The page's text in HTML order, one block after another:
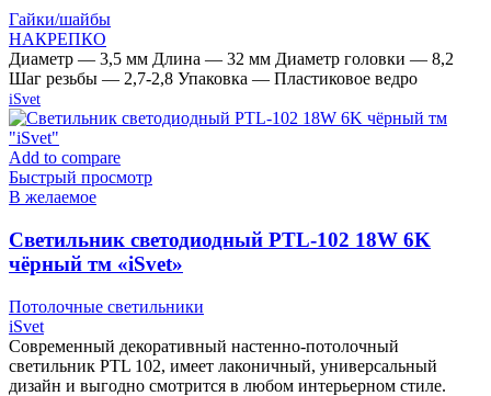
Гайки/шайбы
НАКРЕПКО
Диаметр — 3,5 мм Длина — 32 мм Диаметр головки — 8,2
Шаг резьбы — 2,7-2,8 Упаковка — Пластиковое ведро
iSvet
Add to compare
Быстрый просмотр
В желаемое
Cветильник светодиодный PTL-102 18W 6K
чёрный тм «iSvet»
Потолочные светильники
iSvet
Современный декоративный настенно-потолочный
светильник PTL 102, имеет лаконичный, универсальный
дизайн и выгодно смотрится в любом интерьерном стиле.